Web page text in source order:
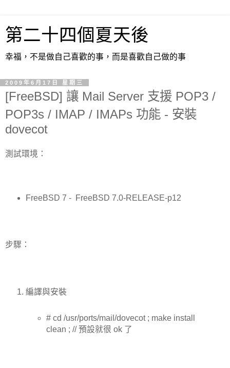
第二十四個夏天後
幸福，不是做自己喜歡的事，而是喜歡自己做的事
2009年6月17日 星期三
[FreeBSD] 讓 Mail Server 支援 POP3 /
POP3s / IMAP / IMAPs 功能 - 安裝
dovecot
測試環境：
FreeBSD 7 - FreeBSD 7.0-RELEASE-p12
步驟：
編譯與安裝
# cd /usr/ports/mail/dovecot ; make install
clean ; // 預設就很 ok 了